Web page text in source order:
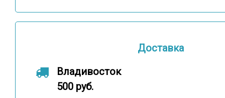
Доставка
Владивосток
500 руб.